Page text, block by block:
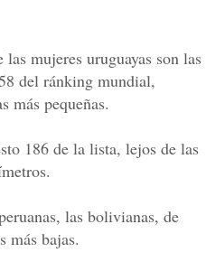
mujeres uruguayas son las
del ránking mundial,
más pequeñas.
186 de la lista, lejos de las
las bolivianas, de
más bajas.